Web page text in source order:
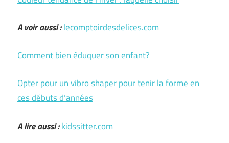
A voir aussi :lecomptoirdesdelices.com
Comment bien éduquer son enfant?
Opter pour un vibro shaper pour tenir la forme en
ces débuts d’années
A lire aussi :kidssitter.com